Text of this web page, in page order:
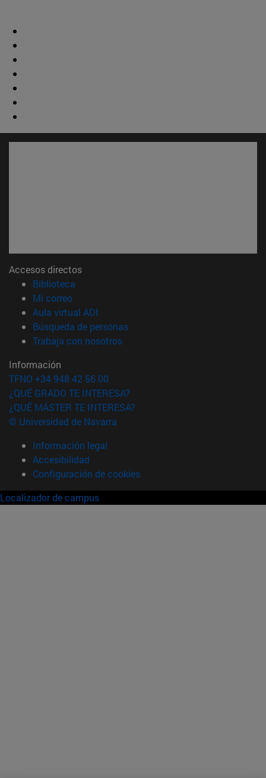
Accesos directos
Biblioteca
Mi correo(abre en nueva ventana)
Aula virtual ADI
Búsqueda de personas(abre en nueva ventana)
Trabaja con nosotros(abre en nueva ventana)
Información
TFNO +34 948 42 56 00
¿QUÉ GRADO TE INTERESA?
¿QUÉ MÁSTER TE INTERESA?
© Universidad de Navarra
Información legal
Accesibilidad
Configuración de cookies
Localizador de campus